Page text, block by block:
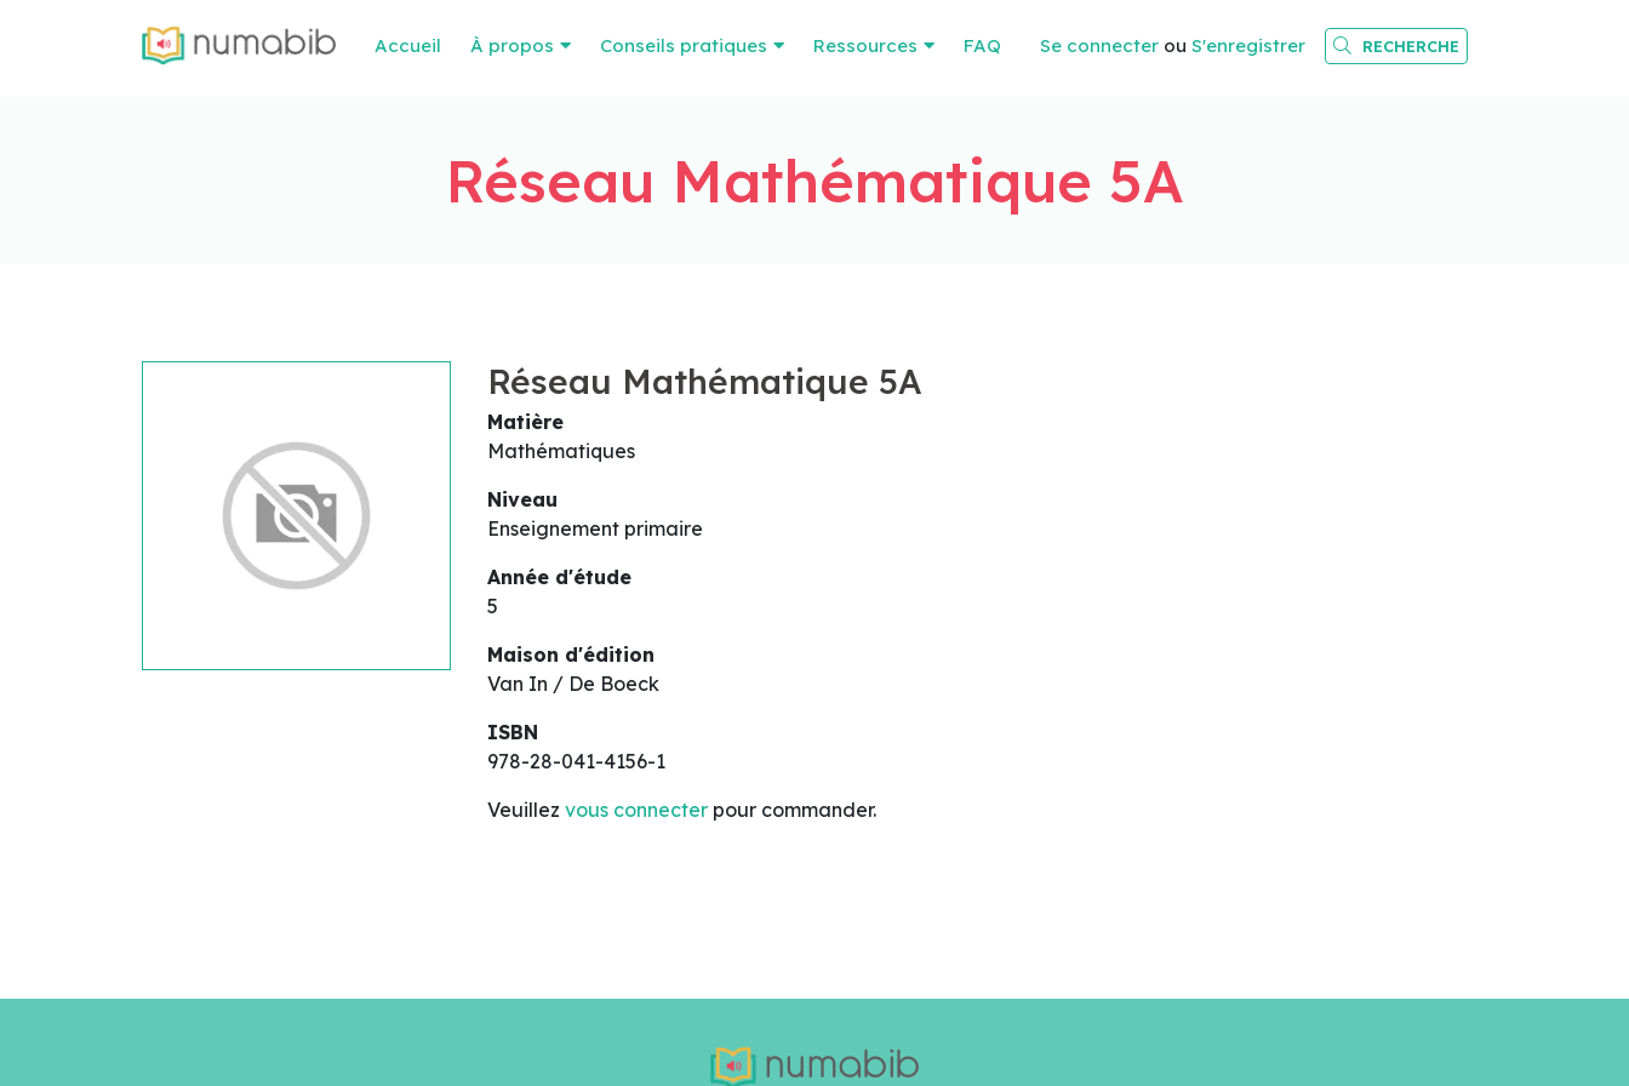
Accueil À propos Conseils pratiques Ressources FAQ Se connecter ou S'enregistrer RECHERCHE
Réseau Mathématique 5A
Réseau Mathématique 5A
Matière
Mathématiques
Niveau
Enseignement primaire
Année d'étude
5
Maison d'édition
Van In / De Boeck
ISBN
978-28-041-4156-1
Veuillez vous connecter pour commander.